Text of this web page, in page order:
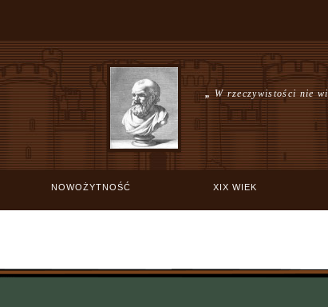
„W rzeczywistości nie
NOWOŻYTNOŚĆ XIX WIEK